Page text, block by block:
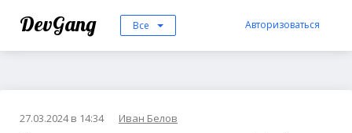
DevGang Все Авторизоваться
27.03.2024 в 14:34 Иван Белов